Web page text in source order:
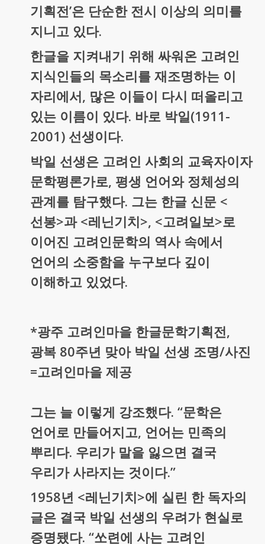
기획전’은 단순한 전시 이상의 의미를
지니고 있다.
한글을 지켜내기 위해 싸워온 고려인
지식인들의 목소리를 재조명하는 이
자리에서, 많은 이들이 다시 떠올리고
있는 이름이 있다. 바로 박일(1911-
2001) 선생이다.
박일 선생은 고려인 사회의 교육자이자
문학평론가로, 평생 언어와 정체성의
관계를 탐구했다. 그는 한글 신문 <
선봉>과 <레닌기치>, <고려일보>로
이어진 고려인문학의 역사 속에서
언어의 소중함을 누구보다 깊이
이해하고 있었다.
*광주 고려인마을 한글문학기획전,
광복 80주년 맞아 박일 선생 조명/사진
=고려인마을 제공
그는 늘 이렇게 강조했다. “문학은
언어로 만들어지고, 언어는 민족의
뿌리다. 우리가 말을 잃으면 결국
우리가 사라지는 것이다.”
1958년 <레닌기치>에 실린 한 독자의
글은 결국 박일 선생의 우려가 현실로
증명됐다. “쏘련에 사는 고려인